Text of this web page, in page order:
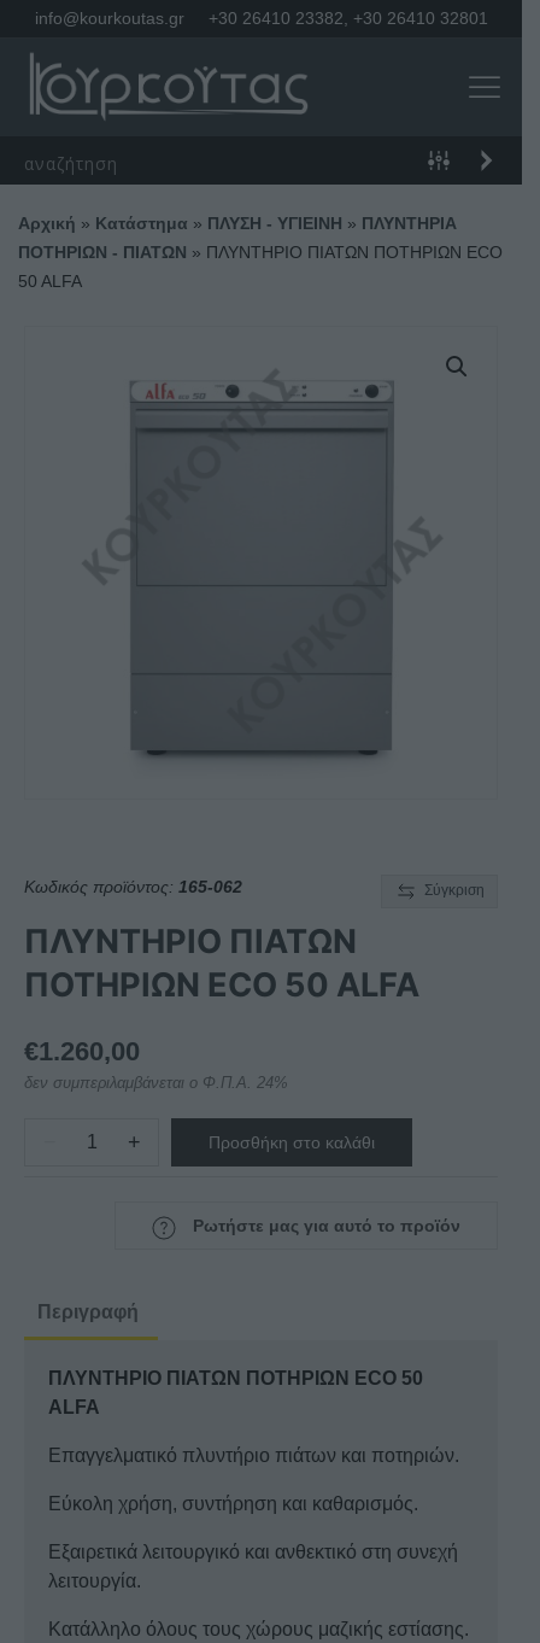
info@kourkoutas.gr +30 26410 23382 +30 26410 32801
Αρχική » Κατάστημα » ΠΛΥΣΗ - ΥΓΙΕΙΝΗ » ΠΛΥΝΤΗΡΙΑ
ΠΟΤΗΡΙΩΝ - ΠΙΑΤΩΝ » ΠΛΥΝΤΗΡΙΟ ΠΙΑΤΩΝ ΠΟΤΗΡΙΩΝ ECO
50 ALFA
Κωδικός προϊόντος: 165-062 Σύγκριση
ΠΛΥΝΤΗΡΙΟ ΠΙΑΤΩΝ
ΠΟΤΗΡΙΩΝ ECO 50 ALFA
€1.260,00
δεν συμπεριλαμβάνεται ο Φ.Π.Α. 24%
ΠΛΥΝΤΗΡΙΟ
ALFA
ποσότητα
+ Προσθήκη στο καλάθι
Ρωτήστε μας για αυτό το προϊόν
Περιγραφή
ΠΛΥΝΤΗΡΙΟ ΠΙΑΤΩΝ ΠΟΤΗΡΙΩΝ ECO 50
ALFA
Επαγγελματικό πλυντήριο πιάτων και ποτηριών.
Εύκολη χρήση, συντήρηση και καθαρισμός.
Εξαιρετικά λειτουργικό και ανθεκτικό στη συνεχή
λειτουργία.
Κατάλληλο όλους τους χώρους μαζικής εστίασης.